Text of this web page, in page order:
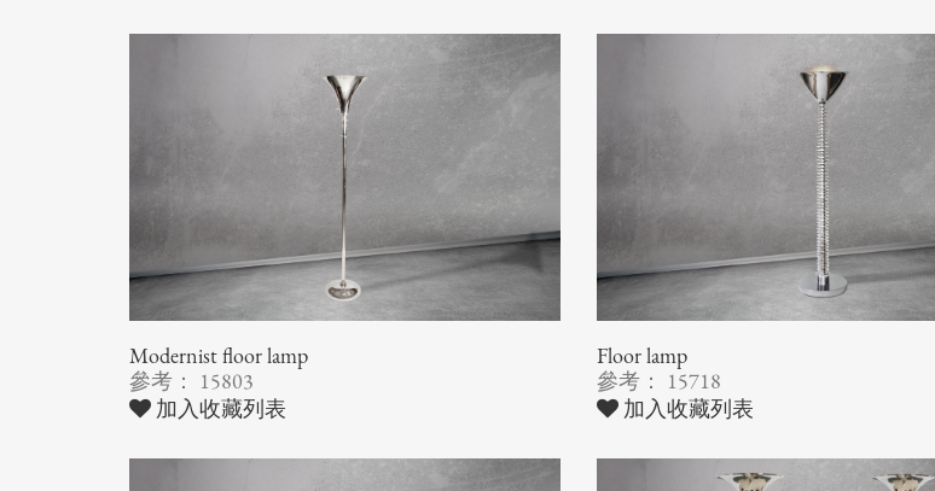
Modernist floor lamp
參考： 15803
加入收藏列表
Floor lamp
參考： 15718
加入收藏列表